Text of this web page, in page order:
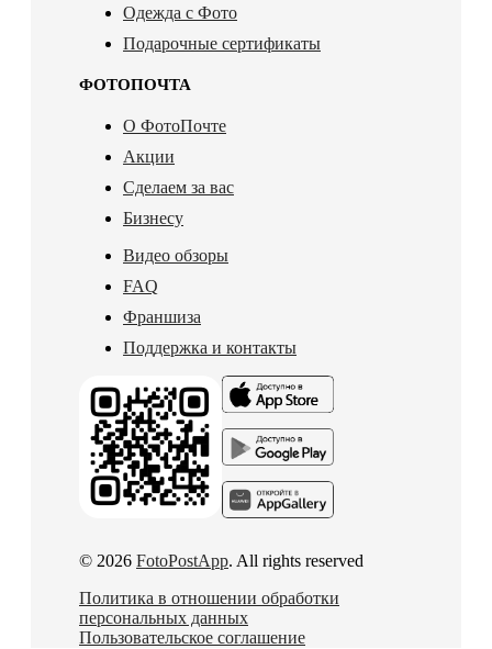
Одежда с Фото
Подарочные сертификаты
ФОТОПОЧТА
О ФотоПочте
Акции
Сделаем за вас
Бизнесу
Видео обзоры
FAQ
Франшиза
Поддержка и контакты
© 2026 FotoPostApp. All rights reserved
Политика в отношении обработки
персональных данных
Пользовательское соглашение